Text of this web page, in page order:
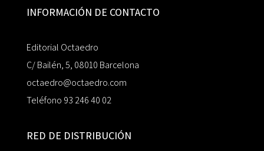
INFORMACIÓN DE CONTACTO
Editorial Octaedro
C/ Bailén, 5, 08010 Barcelona
octaedro@octaedro.com
Teléfono 93 246 40 02
RED DE DISTRIBUCIÓN